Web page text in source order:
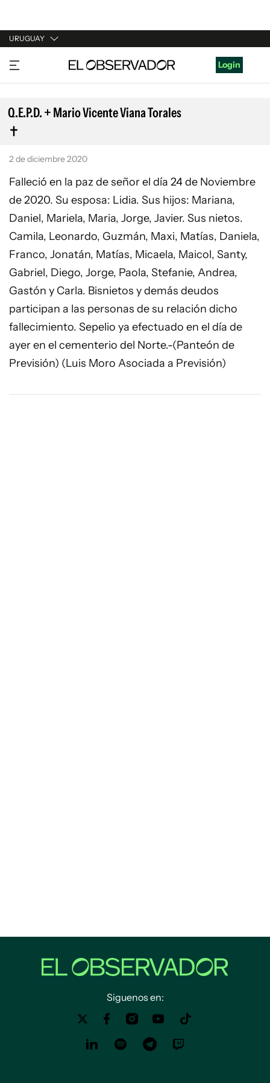
URUGUAY
URUGUAY
ARGENTINA
ESPAÑA
ESTADOS UNIDOS
Login
Q.E.P.D. + Mario Vicente Viana Torales
2 de diciembre 2020
Falleció en la paz de señor el día 24 de Noviembre
de 2020. Su esposa: Lidia. Sus hijos: Mariana,
Daniel, Mariela, Maria, Jorge, Javier. Sus nietos.
Camila, Leonardo, Guzmán, Maxi, Matías, Daniela,
Franco, Jonatán, Matías, Micaela, Maicol, Santy,
Gabriel, Diego, Jorge, Paola, Stefanie, Andrea,
Gastón y Carla. Bisnietos y demás deudos
participan a las personas de su relación dicho
fallecimiento. Sepelio ya efectuado en el día de
ayer en el cementerio del Norte.-(Panteón de
Previsión) (Luis Moro Asociada a Previsión)
Siguenos en: